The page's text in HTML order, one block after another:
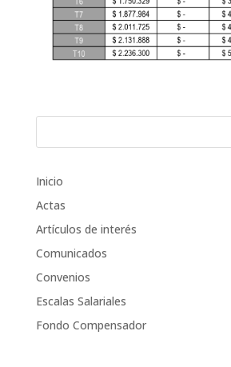
Inicio
Actas
Artículos de interés
Comunicados
Convenios
Escalas Salariales
Fondo Compensador